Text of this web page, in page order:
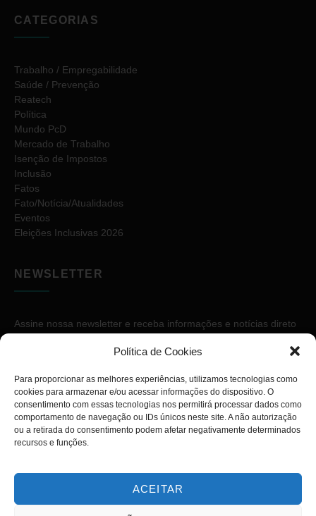
Política de Cookies
Para proporcionar as melhores experiências, utilizamos tecnologias como
cookies para armazenar e/ou acessar informações do dispositivo. O
consentimento com essas tecnologias nos permitirá processar dados como
comportamento de navegação ou IDs únicos neste site. A não autorização
ou a retirada do consentimento podem afetar negativamente determinados
recursos e funções.
ACEITAR
CATEGORIAS
Trabalho / Empregabilidade
Saúde / Prevenção
Reatech
Política
Mundo PcD
Mercado de Trabalho
Isenção de Impostos
Inclusão
Fatos
Fato/Notícia/Atualidades
Eventos
Eleições Inclusivas 2026
NEWSLETTER
Assine nossa newsletter e receba informações e notícias direto